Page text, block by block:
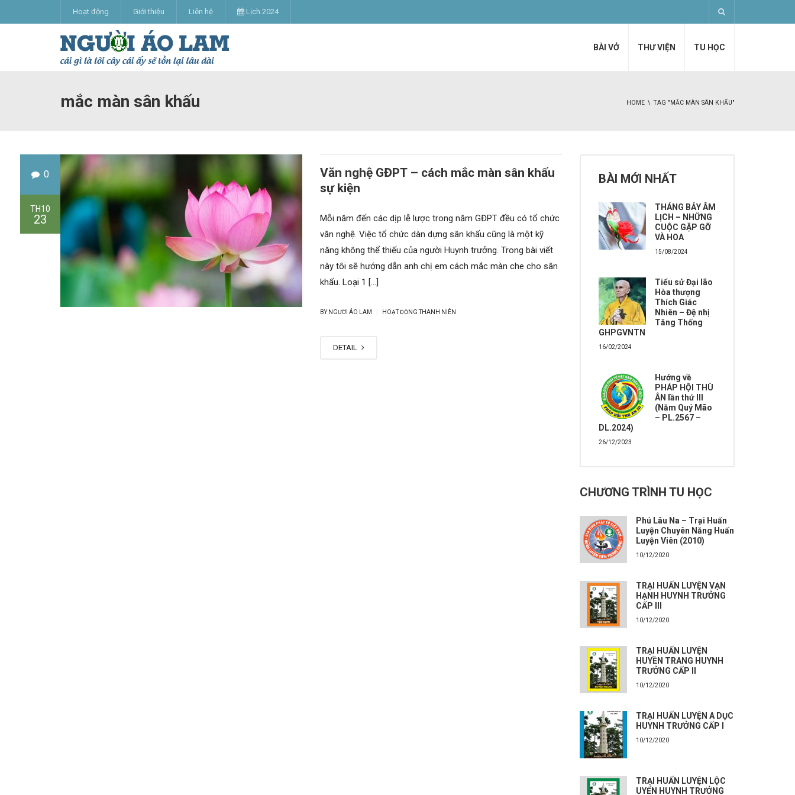
Hoạt động Giới thiệu Liên hệ Lịch 2024
BÀI VỞ THƯ VIỆN TU HỌC
mắc màn sân khấu HOME TAG "MẮC MÀN SÂN KHẤU"
0
TH10
23
Văn nghệ GĐPT – cách mắc màn sân khấu
sự kiện
Mỗi năm đến các dịp lễ lược trong năm GĐPT đều có tổ chức
văn nghệ. Việc tổ chức dàn dựng sân khấu cũng là một kỹ
năng không thể thiếu của người Huynh trưởng. Trong bài viết
này tôi sẽ hướng dẫn anh chị em cách mắc màn che cho sân
khấu. Loại 1 […]
BY NGƯỜI ÁO LAM HOẠT ĐỘNG THANH NIÊN
DETAIL
BÀI MỚI NHẤT
THÁNG BẢY ÂM
LỊCH – NHỮNG
CUỘC GẶP GỠ
VÀ HOA
15/08/2024
Tiểu sử Đại lão
Hòa thượng
Thích Giác
Nhiên – Đệ nhị
Tăng Thống
GHPGVNTN
16/02/2024
Hướng về
PHÁP HỘI THÙ
ÂN lần thứ III
(Năm Quý Mão
– PL.2567 –
DL.2024)
26/12/2023
CHƯƠNG TRÌNH TU HỌC
Phú Lâu Na – Trại Huấn
Luyện Chuyên Năng Huấn
Luyện Viên (2010)
10/12/2020
TRẠI HUẤN LUYỆN VẠN
HẠNH HUYNH TRƯỞNG
CẤP III
10/12/2020
TRẠI HUẤN LUYỆN
HUYỀN TRANG HUYNH
TRƯỞNG CẤP II
10/12/2020
TRẠI HUẤN LUYỆN A DỤC
HUYNH TRƯỞNG CẤP I
10/12/2020
TRẠI HUẤN LUYỆN LỘC
UYỂN HUYNH TRƯỞNG